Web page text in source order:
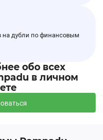
на дубли по финансовым
обо всех
в личном